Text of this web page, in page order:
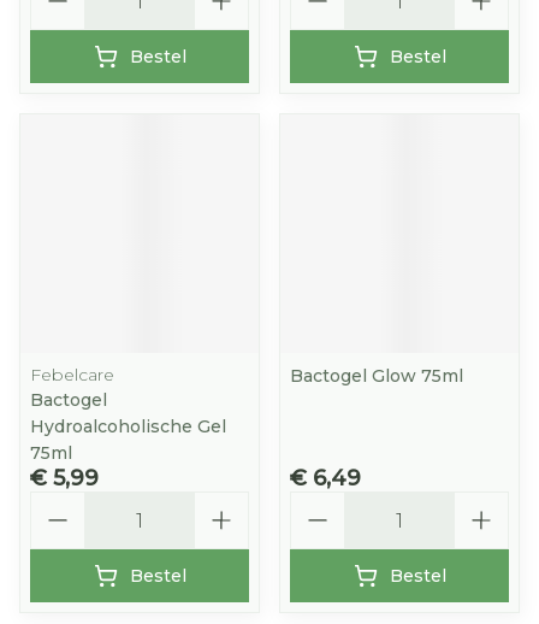
Bestel Bestel
Febelcare
Bactogel
Hydroalcoholische Gel
75ml
€ 5,99
Bestel
Bactogel Glow 75ml
€ 6,49
Bestel